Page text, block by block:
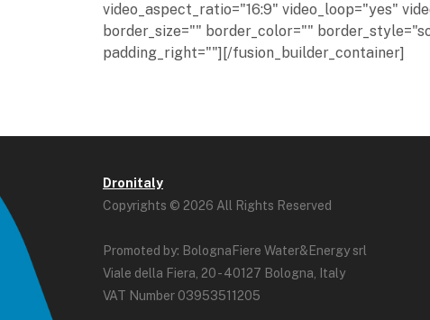
video_aspect_ratio="16:9" video_loop="yes"
border_size="" border_color=""
padding_right=""][/fusion_builder_container]
Dronitaly
Copyrights © 2026 All Rights Reserved
Promoted by: BolognaFiere Water&Energy srl
Viale della Fiera, 20 - 40127 Bologna, Italy
VAT Number 03953511205